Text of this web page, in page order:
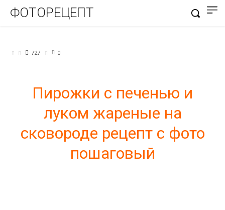
ФОТОРЕЦЕПТ
727 0
Пирожки с печенью и
луком жареные на
сковороде рецепт с фото
пошаговый